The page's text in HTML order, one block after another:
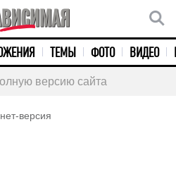
ТЕМЫ ФОТО ВИДЕО
версию сайта
версия